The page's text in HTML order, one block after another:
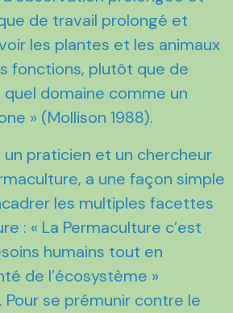
de travail prolongé et
les plantes et les animaux
fonctions, plutôt que de
domaine comme un
» (Mollison 1988).
un praticien et un chercheur
a une façon simple
les multiples facettes
: « La Permaculture c’est
humains tout en
de l’écosystème »
Pour se prémunir contre le